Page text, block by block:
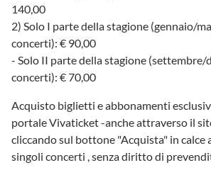
140,00
2) Solo I parte della stagione (gennaio/
concerti): € 90,00
- Solo II parte della stagione (settembre/
concerti): € 70,00
Acquisto biglietti e abbonamenti
portale Vivaticket -anche attraverso il
cliccando sul bottone "Acquista" in calce
singoli concerti , senza diritto di